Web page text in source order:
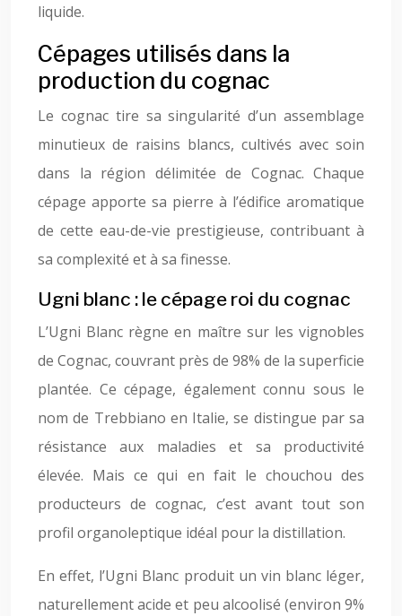
liquide.
Cépages utilisés dans la
production du cognac
Le cognac tire sa singularité d’un assemblage
minutieux de raisins blancs, cultivés avec soin
dans la région délimitée de Cognac. Chaque
cépage apporte sa pierre à l’édifice aromatique
de cette eau-de-vie prestigieuse, contribuant à
sa complexité et à sa finesse.
Ugni blanc : le cépage roi du cognac
L’Ugni Blanc règne en maître sur les vignobles
de Cognac, couvrant près de 98% de la superficie
plantée. Ce cépage, également connu sous le
nom de Trebbiano en Italie, se distingue par sa
résistance aux maladies et sa productivité
élevée. Mais ce qui en fait le chouchou des
producteurs de cognac, c’est avant tout son
profil organoleptique idéal pour la distillation.
En effet, l’Ugni Blanc produit un vin blanc léger,
naturellement acide et peu alcoolisé (environ 9%